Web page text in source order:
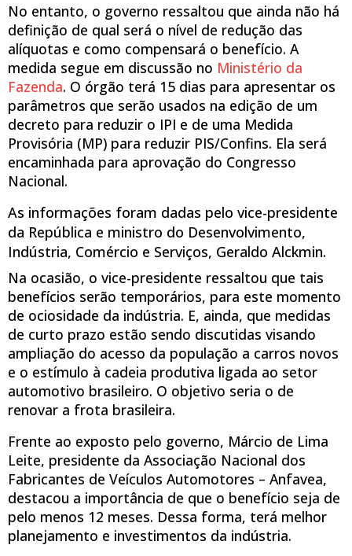
No entanto, o governo ressaltou que ainda não há
definição de qual será o nível de redução das
alíquotas e como compensará o benefício. A
medida segue em discussão no Ministério da
Fazenda. O órgão terá 15 dias para apresentar os
parâmetros que serão usados na edição de um
decreto para reduzir o IPI e de uma Medida
Provisória (MP) para reduzir PIS/Confins. Ela será
encaminhada para aprovação do Congresso
Nacional.
As informações foram dadas pelo vice-presidente
da República e ministro do Desenvolvimento,
Indústria, Comércio e Serviços, Geraldo Alckmin.
Na ocasião, o vice-presidente ressaltou que tais
benefícios serão temporários, para este momento
de ociosidade da indústria. E, ainda, que medidas
de curto prazo estão sendo discutidas visando
ampliação do acesso da população a carros novos
e o estímulo à cadeia produtiva ligada ao setor
automotivo brasileiro. O objetivo seria o de
renovar a frota brasileira.
Frente ao exposto pelo governo, Márcio de Lima
Leite, presidente da Associação Nacional dos
Fabricantes de Veículos Automotores – Anfavea,
destacou a importância de que o benefício seja de
pelo menos 12 meses. Dessa forma, terá melhor
planejamento e investimentos da indústria.